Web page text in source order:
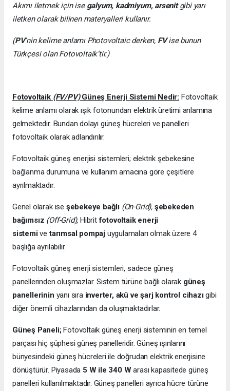
Akımı iletmek için ise galyum, kadmiyum, arsenitgibi yarı
iletken olarak bilinen materyalleri kullanır.
(PV’nin kelime anlamı Photovoltaic derken, FVise bunun
Türkçesi olan Fotovoltaik’tir.)
Fotovoltaik (FV/PV)Güneş Enerji Sistemi Nedir: Fotovoltaik
kelime anlamı olarak ışık fotonundan elektrik üretimi anlamına
gelmektedir. Bundan dolayı güneş hücreleri ve panelleri
fotovoltaik olarak adlandırılır.
Fotovoltaik güneş enerjisi sistemleri; elektrik şebekesine
bağlanma durumuna ve kullanım amacına göre çeşitlere
ayrılmaktadır.
Genel olarak ise şebekeye bağlı (On-Grid), şebekeden
bağımsız (Off-Grid), Hibritfotovoltaik enerji
sistemivetarımsal pompaj uygulamaları olmak üzere 4
başlığa ayrılabilir.
Fotovoltaik güneş enerji sistemleri, sadece güneş
panellerinden oluşmazlar. Sistem türüne bağlı olarak güneş
panellerinin yanı sıra inverter, akü ve şarj kontrol cihazıgibi
diğer önemli cihazlarından da oluşmaktadırlar.
Güneş Paneli;Fotovoltaik güneş enerji sisteminin en temel
parçası hiç şüphesi güneş panelleridir. Güneş ışınlarını
bünyesindeki güneş hücreleri ile doğrudan elektrik enerjisine
dönüştürür. Piyasada 5 W ile 340 Warası kapasitede güneş
panelleri kullanılmaktadır. Güneş panelleri ayrıca hücre türüne